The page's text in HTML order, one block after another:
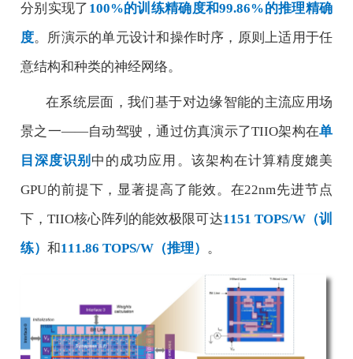
分别实现了 100%的训练精确度和99.86%的推理精确
度。所演示的单元设计和操作时序，原则上适用于任
意结构和种类的神经网络。
在系统层面，我们基于对边缘智能的主流应用场
景之一——自动驾驶，通过仿真演示了TIIO架构在单
目深度识别 中的成功应用。该架构在计算精度媲美
GPU的前提下，显著提高了能效。在22nm先进节点
下，TIIO核心阵列的能效极限可达1151 TOPS/W（训
练） 和111.86 TOPS/W （推理） 。